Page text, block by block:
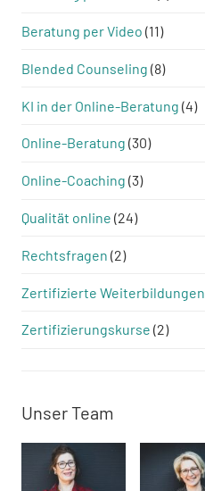
Beratung per Video (11)
Blended Counseling (8)
KI in der Online-Beratung (4)
Online-Beratung (30)
Online-Coaching (3)
Qualität online (24)
Rechtsfragen (2)
Zertifizierte Weiterbildungen
Zertifizierungskurse (2)
Unser Team